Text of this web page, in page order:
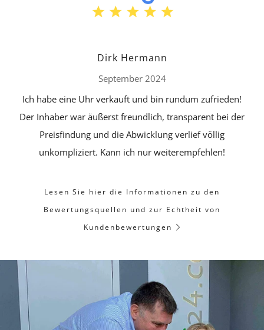
Dirk Hermann
September 2024
Ich habe eine Uhr verkauft und bin rundum zufrieden!
Der Inhaber war äußerst freundlich, transparent bei der
Preisfindung und die Abwicklung verlief völlig
unkompliziert. Kann ich nur weiterempfehlen!
Lesen Sie hier die Informationen zu den
Bewertungsquellen und zur Echtheit von
Kundenbewertungen